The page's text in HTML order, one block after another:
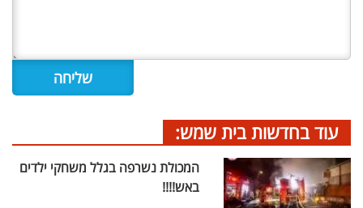
עוד בחדשות בית שמש:
המכולת נשרפה בגלל משחקי ילדים
באש!!!!